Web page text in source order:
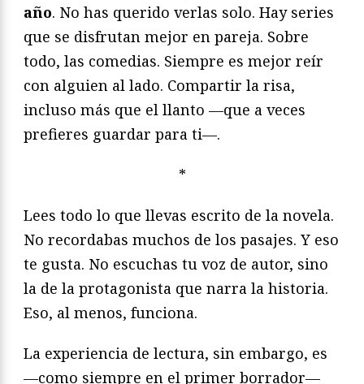
año. No has querido verlas solo. Hay series
que se disfrutan mejor en pareja. Sobre
todo, las comedias. Siempre es mejor reír
con alguien al lado. Compartir la risa,
incluso más que el llanto —que a veces
prefieres guardar para ti—.
*
Lees todo lo que llevas escrito de la novela.
No recordabas muchos de los pasajes. Y eso
te gusta. No escuchas tu voz de autor, sino
la de la protagonista que narra la historia.
Eso, al menos, funciona.
La experiencia de lectura, sin embargo, es
—como siempre en el primer borrador—